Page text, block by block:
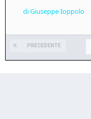
di Giuseppe Ioppolo
PRECEDENTE